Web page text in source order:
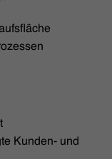
Kunden- und